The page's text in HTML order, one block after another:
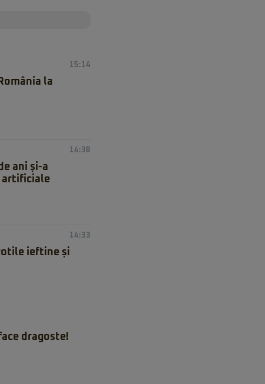
15:14
la
14:38
ani și-a
artificiale
14:33
ieftine și
dragoste!